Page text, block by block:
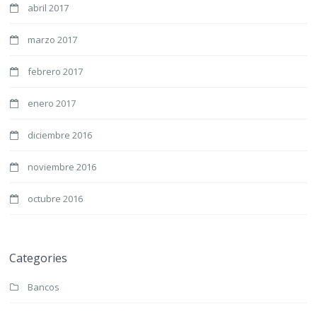
abril 2017
marzo 2017
febrero 2017
enero 2017
diciembre 2016
noviembre 2016
octubre 2016
Categories
Bancos